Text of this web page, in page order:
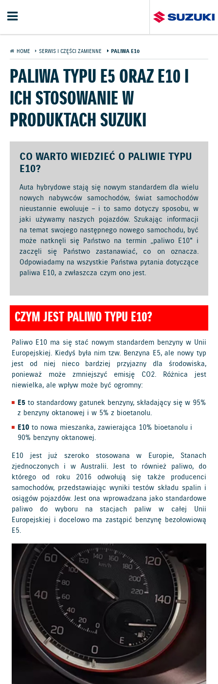
HOME SERWIS I CZĘŚCI ZAMIENNE PALIWA E10
PALIWA TYPU E5 ORAZ E10 I
ICH STOSOWANIE W
PRODUKTACH SUZUKI
CO WARTO WIEDZIEĆ O PALIWIE TYPU
E10?
Auta hybrydowe stają się nowym standardem dla wielu
nowych nabywców samochodów, świat samochodów
nieustannie ewoluuje – i to samo dotyczy sposobu, w
jaki używamy naszych pojazdów. Szukając informacji
na temat swojego następnego nowego samochodu, być
może natknęli się Państwo na termin „paliwo E10" i
zaczęli się Państwo zastanawiać, co on oznacza.
Odpowiadamy na wszystkie Państwa pytania dotyczące
paliwa E10, a zwłaszcza czym ono jest.
CZYM JEST PALIWO TYPU E10?
Paliwo E10 ma się stać nowym standardem benzyny w Unii
Europejskiej. Kiedyś była nim tzw. Benzyna E5, ale nowy typ
jest od niej nieco bardziej przyjazny dla środowiska,
ponieważ może zmniejszyć emisję CO2. Różnica jest
niewielka, ale wpływ może być ogromny:
E5 to standardowy gatunek benzyny, składający się w 95%
z benzyny oktanowej i w 5% z bioetanolu.
E10 to nowa mieszanka, zawierająca 10% bioetanolu i
90% benzyny oktanowej.
E10 jest już szeroko stosowana w Europie, Stanach
zjednoczonych i w Australii. Jest to również paliwo, do
którego od roku 2016 odwołują się także producenci
samochodów, przedstawiając wyniki testów składu spalin i
osiągów pojazdów. Jest ona wprowadzana jako standardowe
paliwo do wyboru na stacjach paliw w całej Unii
Europejskiej i docelowo ma zastąpić benzynę bezołowiową
E5.